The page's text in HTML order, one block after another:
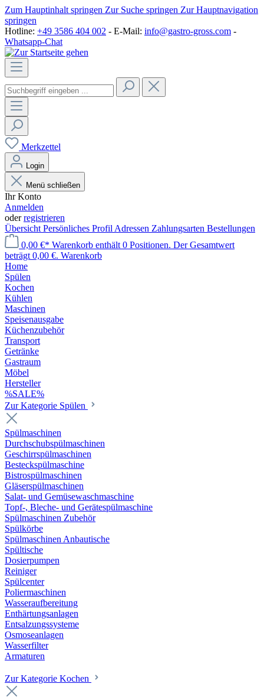
Zum Hauptinhalt springen Zur Suche springen Zur Hauptnavigation
springen
Hotline: +49 3586 404 002 - E-Mail: info@gastro-gross.com -
Whatsapp-Chat
Merkzettel
Login
Menü schließen
Ihr Konto
Anmelden
oderregistrieren
Übersicht Persönliches Profil Adressen Zahlungsarten Bestellungen
0,00 €* Warenkorb enthält 0 Positionen. Der Gesamtwert
beträgt 0,00 €. Warenkorb
Home
Spülen
Kochen
Kühlen
Maschinen
Speisenausgabe
Küchenzubehör
Transport
Getränke
Gastraum
Möbel
Hersteller
%SALE%
Zur Kategorie Spülen
Spülmaschinen
Durchschubspülmaschinen
Geschirrspülmaschinen
Besteckspülmaschine
Bistrospülmaschinen
Gläserspülmaschinen
Salat- und Gemüsewaschmaschine
Topf-, Bleche- und Gerätespülmaschine
Spülmaschinen Zubehör
Spülkörbe
Spülmaschinen Anbautische
Spültische
Dosierpumpen
Reiniger
Spülcenter
Poliermaschinen
Wasseraufbereitung
Enthärtungsanlagen
Entsalzungssysteme
Osmoseanlagen
Wasserfilter
Armaturen
Zur Kategorie Kochen